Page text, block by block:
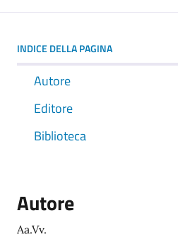
INDICE DELLA PAGINA
Autore
Editore
Biblioteca
Autore
Aa.Vv.